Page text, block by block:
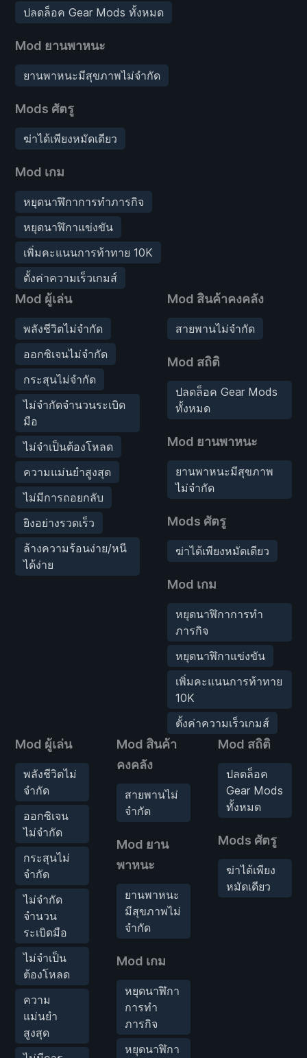
ปลดล็อค Gear Mods ทั้งหมด
Mod ยานพาหนะ
ยานพาหนะมีสุขภาพไม่จำกัด
Mods ศัตรู
ฆ่าได้เพียงหมัดเดียว
Mod เกม
หยุดนาฬิกาการทำภารกิจ
หยุดนาฬิกาแข่งขัน
เพิ่มคะแนนการท้าทาย 10K
ตั้งค่าความเร็วเกมส์
Mod ผู้เล่น
พลังชีวิตไม่จำกัด
ออกซิเจนไม่จำกัด
กระสุนไม่จำกัด
ไม่จำกัดจำนวนระเบิด
มือ
ไม่จำเป็นต้องโหลด
ความแม่นยำสูงสุด
ไม่มีการถอยกลับ
ยิงอย่างรวดเร็ว
ล้างความร้อนง่าย/หนี
ได้ง่าย
Mod สินค้าคงคลัง
สายพานไม่จำกัด
Mod สถิติ
ปลดล็อค Gear Mods
ทั้งหมด
Mod ยานพาหนะ
ยานพาหนะมีสุขภาพ
ไม่จำกัด
Mods ศัตรู
ฆ่าได้เพียงหมัดเดียว
Mod เกม
หยุดนาฬิกาการทำ
ภารกิจ
หยุดนาฬิกาแข่งขัน
เพิ่มคะแนนการท้าทาย
10K
ตั้งค่าความเร็วเกมส์
Mod ผู้เล่น
พลังชีวิตไม่
จำกัด
ออกซิเจน
ไม่จำกัด
กระสุนไม่
จำกัด
ไม่จำกัด
จำนวน
ระเบิดมือ
ไม่จำเป็น
ต้องโหลด
ความ
แม่นยำ
สูงสุด
Mod สินค้า
คงคลัง
สายพานไม่
จำกัด
Mod ยาน
พาหนะ
ยานพาหนะ
มีสุขภาพไม่
จำกัด
Mod เกม
หยุดนาฬิกา
การทำ
ภารกิจ
หยุดนาฬิกา
Mod สถิติ
ปลดล็อค
Gear Mods
ทั้งหมด
Mods ศัตรู
ฆ่าได้เพียง
หมัดเดียว